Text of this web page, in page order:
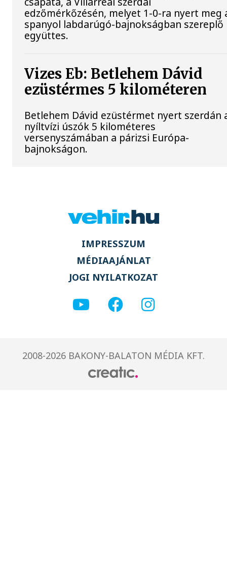
edzőmérkőzésén, melyet 1-0-ra nyert meg
spanyol labdarúgó-bajnokságban szereplő
együttes.
Vizes Eb: Betlehem Dávid
ezüstérmes 5 kilométeren
Betlehem Dávid ezüstérmet nyert szerdán
nyíltvízi úszók 5 kilométeres
versenyszámában a párizsi Európa-
bajnokságon.
IMPRESSZUM
MÉDIAAJÁNLAT
JOGI NYILATKOZAT
2008-2026 BAKONY-BALATON MÉDIA KFT.